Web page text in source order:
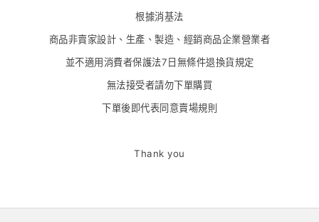
根據消基法
商品非賣家設計、生產、製造、經銷商品企業營業者
並不適用消費者保護法7日無條件退換貨規定
無法接受者請勿下單購買
下單後即代表同意賣場規則
Thank you